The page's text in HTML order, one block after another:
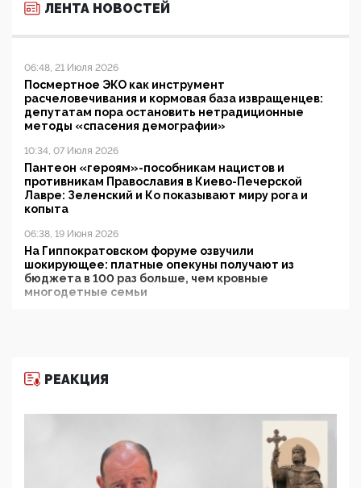
ЛЕНТА НОВОСТЕЙ
06:48, 21 Июля 2026
Посмертное ЭКО как инструмент
расчеловечивания и кормовая база извращенцев:
депутатам пора остановить нетрадиционные
методы «спасения демографии»
10:34, 07 Июля 2026
Пантеон «героям»-пособникам нацистов и
противникам Православия в Киево-Печерской
Лавре: Зеленский и Ко показывают миру рога и
копыта
06:38, 19 Июня 2026
На Гиппократовском форуме озвучили
шокирующее: платные опекуны получают из
бюджета в 100 раз больше, чем кровные
многодетные семьи
11:53, 09 Июня 2026
деятельность ИИТО ЮНЕСКО в России, но
цифроглобалисты продолжают определять
повестку в образовании
09:43, 01 Июня 2026
РЕАКЦИЯ